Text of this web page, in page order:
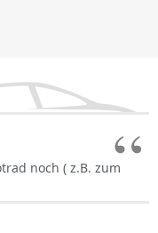
noch ( z.B. zum